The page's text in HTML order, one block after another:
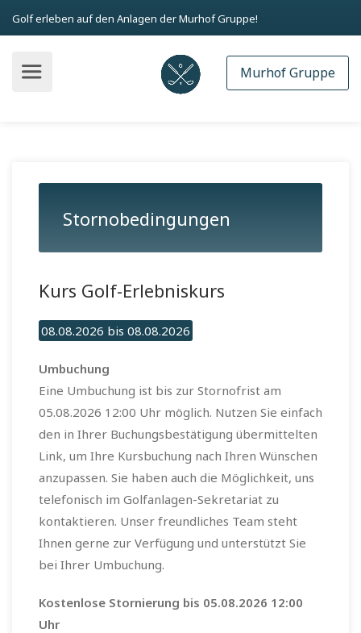
Golf erleben auf den Anlagen der Murhof Gruppe!
Murhof Gruppe
Stornobedingungen
Kurs Golf-Erlebniskurs
08.08.2026 bis 08.08.2026
Umbuchung
Eine Umbuchung ist bis zur Stornofrist am
05.08.2026 12:00 Uhr möglich. Nutzen Sie einfach
den in Ihrer Buchungsbestätigung übermittelten
Link, um Ihre Kursbuchung nach Ihren Wünschen
anzupassen. Sie haben auch die Möglichkeit, uns
telefonisch im Golfanlagen-Sekretariat zu
kontaktieren. Unser freundliches Team steht
Ihnen gerne zur Verfügung und unterstützt Sie
bei Ihrer Umbuchung.
Kostenlose Stornierung bis 05.08.2026 12:00
Uhr